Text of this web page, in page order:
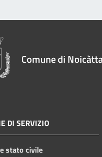
Comune di
DI SERVIZIO
stato civile